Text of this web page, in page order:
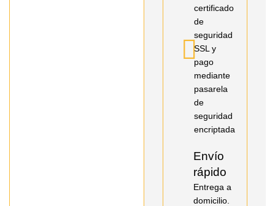
certificado
de
seguridad
SSL y
pago
mediante
pasarela
de
seguridad
encriptada
Envío
rápido
Entrega a
domicilio.